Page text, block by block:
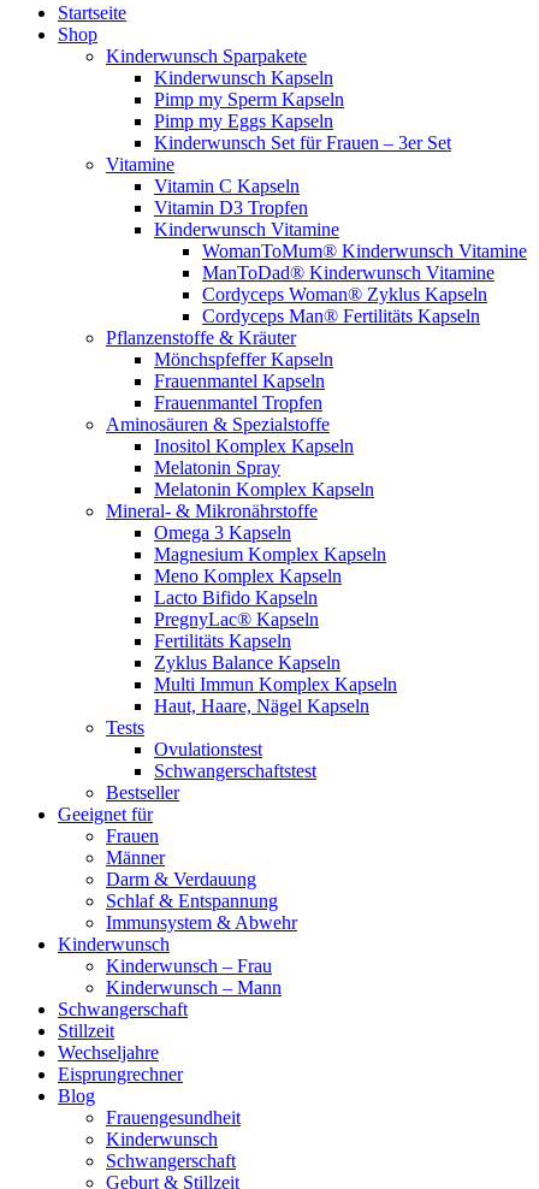
Startseite
Shop
Kinderwunsch Sparpakete
Kinderwunsch Kapseln
Pimp my Sperm Kapseln
Pimp my Eggs Kapseln
Kinderwunsch Set für Frauen – 3er Set
Vitamine
Vitamin C Kapseln
Vitamin D3 Tropfen
Kinderwunsch Vitamine
WomanToMum® Kinderwunsch Vitamine
ManToDad® Kinderwunsch Vitamine
Cordyceps Woman® Zyklus Kapseln
Cordyceps Man® Fertilitäts Kapseln
Pflanzenstoffe & Kräuter
Mönchspfeffer Kapseln
Frauenmantel Kapseln
Frauenmantel Tropfen
Aminosäuren & Spezialstoffe
Inositol Komplex Kapseln
Melatonin Spray
Melatonin Komplex Kapseln
Mineral- & Mikronährstoffe
Omega 3 Kapseln
Magnesium Komplex Kapseln
Meno Komplex Kapseln
Lacto Bifido Kapseln
PregnyLac® Kapseln
Fertilitäts Kapseln
Zyklus Balance Kapseln
Multi Immun Komplex Kapseln
Haut, Haare, Nägel Kapseln
Tests
Ovulationstest
Schwangerschaftstest
Bestseller
Geeignet für
Frauen
Männer
Darm & Verdauung
Schlaf & Entspannung
Immunsystem & Abwehr
Kinderwunsch
Kinderwunsch – Frau
Kinderwunsch – Mann
Schwangerschaft
Stillzeit
Wechseljahre
Eisprungrechner
Blog
Frauengesundheit
Kinderwunsch
Schwangerschaft
Geburt & Stillzeit